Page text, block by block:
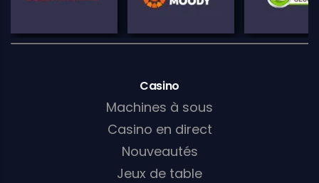
Casino
Machines à sous
Casino en direct
Nouveautés
Jeux de table